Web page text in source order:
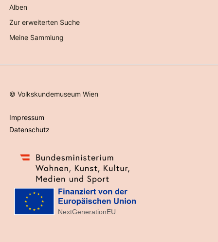
Alben
Zur erweiterten Suche
Meine Sammlung
©Volkskundemuseum Wien
Impressum
Datenschutz